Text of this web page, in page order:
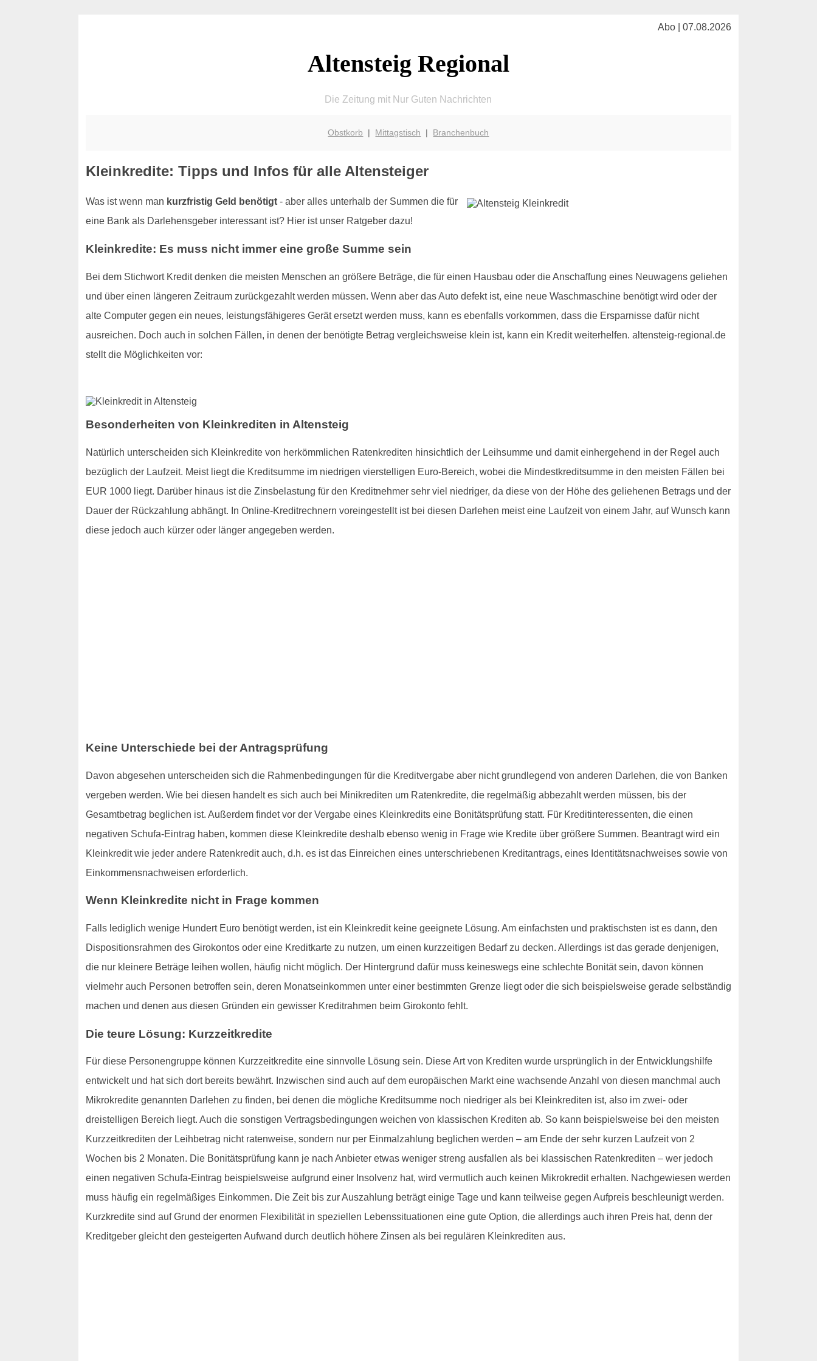
Abo | 07.08.2026
Altensteig Regional
Die Zeitung mit Nur Guten Nachrichten
Obstkorb | Mittagstisch | Branchenbuch
Kleinkredite: Tipps und Infos für alle Altensteiger
Was ist wenn man kurzfristig Geld benötigt- aber alles unterhalb der Summen die für
eine Bank als Darlehensgeber interessant ist? Hier ist unser Ratgeber dazu!
Kleinkredite: Es muss nicht immer eine große Summe sein
Bei dem Stichwort Kredit denken die meisten Menschen an größere Beträge, die für einen Hausbau oder die Anschaffung eines Neuwagens geliehen
und über einen längeren Zeitraum zurückgezahlt werden müssen. Wenn aber das Auto defekt ist, eine neue Waschmaschine benötigt wird oder der
alte Computer gegen ein neues, leistungsfähigeres Gerät ersetzt werden muss, kann es ebenfalls vorkommen, dass die Ersparnisse dafür nicht
ausreichen. Doch auch in solchen Fällen, in denen der benötigte Betrag vergleichsweise klein ist, kann ein Kredit weiterhelfen. altensteig-regional.de
stellt die Möglichkeiten vor:
Besonderheiten von Kleinkrediten in Altensteig
Natürlich unterscheiden sich Kleinkredite von herkömmlichen Ratenkrediten hinsichtlich der Leihsumme und damit einhergehend in der Regel auch
bezüglich der Laufzeit. Meist liegt die Kreditsumme im niedrigen vierstelligen Euro-Bereich, wobei die Mindestkreditsumme in den meisten Fällen bei
EUR 1000 liegt. Darüber hinaus ist die Zinsbelastung für den Kreditnehmer sehr viel niedriger, da diese von der Höhe des geliehenen Betrags und der
Dauer der Rückzahlung abhängt. In Online-Kreditrechnern voreingestellt ist bei diesen Darlehen meist eine Laufzeit von einem Jahr, auf Wunsch kann
diese jedoch auch kürzer oder länger angegeben werden.
Keine Unterschiede bei der Antragsprüfung
Davon abgesehen unterscheiden sich die Rahmenbedingungen für die Kreditvergabe aber nicht grundlegend von anderen Darlehen, die von Banken
vergeben werden. Wie bei diesen handelt es sich auch bei Minikrediten um Ratenkredite, die regelmäßig abbezahlt werden müssen, bis der
Gesamtbetrag beglichen ist. Außerdem findet vor der Vergabe eines Kleinkredits eine Bonitätsprüfung statt. Für Kreditinteressenten, die einen
negativen Schufa-Eintrag haben, kommen diese Kleinkredite deshalb ebenso wenig in Frage wie Kredite über größere Summen. Beantragt wird ein
Kleinkredit wie jeder andere Ratenkredit auch, d.h. es ist das Einreichen eines unterschriebenen Kreditantrags, eines Identitätsnachweises sowie von
Einkommensnachweisen erforderlich.
Wenn Kleinkredite nicht in Frage kommen
Falls lediglich wenige Hundert Euro benötigt werden, ist ein Kleinkredit keine geeignete Lösung. Am einfachsten und praktischsten ist es dann, den
Dispositionsrahmen des Girokontos oder eine Kreditkarte zu nutzen, um einen kurzzeitigen Bedarf zu decken. Allerdings ist das gerade denjenigen,
die nur kleinere Beträge leihen wollen, häufig nicht möglich. Der Hintergrund dafür muss keineswegs eine schlechte Bonität sein, davon können
vielmehr auch Personen betroffen sein, deren Monatseinkommen unter einer bestimmten Grenze liegt oder die sich beispielsweise gerade selbständig
machen und denen aus diesen Gründen ein gewisser Kreditrahmen beim Girokonto fehlt.
Die teure Lösung: Kurzzeitkredite
Für diese Personengruppe können Kurzzeitkredite eine sinnvolle Lösung sein. Diese Art von Krediten wurde ursprünglich in der Entwicklungshilfe
entwickelt und hat sich dort bereits bewährt. Inzwischen sind auch auf dem europäischen Markt eine wachsende Anzahl von diesen manchmal auch
Mikrokredite genannten Darlehen zu finden, bei denen die mögliche Kreditsumme noch niedriger als bei Kleinkrediten ist, also im zwei- oder
dreistelligen Bereich liegt. Auch die sonstigen Vertragsbedingungen weichen von klassischen Krediten ab. So kann beispielsweise bei den meisten
Kurzzeitkrediten der Leihbetrag nicht ratenweise, sondern nur per Einmalzahlung beglichen werden – am Ende der sehr kurzen Laufzeit von 2
Wochen bis 2 Monaten. Die Bonitätsprüfung kann je nach Anbieter etwas weniger streng ausfallen als bei klassischen Ratenkrediten – wer jedoch
einen negativen Schufa-Eintrag beispielsweise aufgrund einer Insolvenz hat, wird vermutlich auch keinen Mikrokredit erhalten. Nachgewiesen werden
muss häufig ein regelmäßiges Einkommen. Die Zeit bis zur Auszahlung beträgt einige Tage und kann teilweise gegen Aufpreis beschleunigt werden.
Kurzkredite sind auf Grund der enormen Flexibilität in speziellen Lebenssituationen eine gute Option, die allerdings auch ihren Preis hat, denn der
Kreditgeber gleicht den gesteigerten Aufwand durch deutlich höhere Zinsen als bei regulären Kleinkrediten aus.